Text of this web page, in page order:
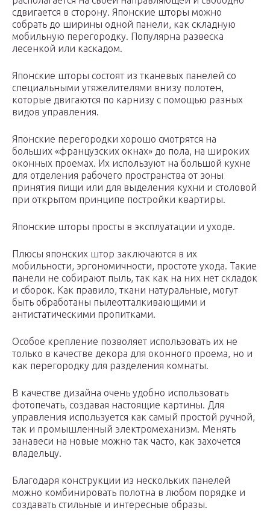
сдвигается в сторону. Японские шторы можно
собрать до ширины одной панели, как складную
мобильную перегородку. Популярна развеска
лесенкой или каскадом.
Японские шторы состоят из тканевых панелей со
специальными утяжелителями внизу полотен,
которые двигаются по карнизу с помощью разных
видов управления.
Японские перегородки хорошо смотрятся на
больших «французских окнах» до пола, на широких
оконных проемах. Их используют на большой кухне
для отделения рабочего пространства от зоны
принятия пищи или для выделения кухни и столовой
при открытом принципе постройки квартиры.
Японские шторы просты в эксплуатации и уходе.
Плюсы японских штор заключаются в их
мобильности, эргономичности, простоте ухода. Такие
панели не собирают пыль, так как на них нет складок
и сборок. Как правило, ткани натуральные, могут
быть обработаны пылеотталкивающими и
антистатическими пропитками.
Особое крепление позволяет использовать их не
только в качестве декора для оконного проема, но и
как перегородку для разделения комнаты.
В качестве дизайна очень удобно использовать
фотопечать, создавая настоящие картины. Для
управления используется как самый простой ручной,
так и промышленный электромеханизм. Менять
занавеси на новые можно так часто, как захочется
владельцу.
Благодаря конструкции из нескольких панелей
можно комбинировать полотна в любом порядке и
создавать стильные и интересные образы.